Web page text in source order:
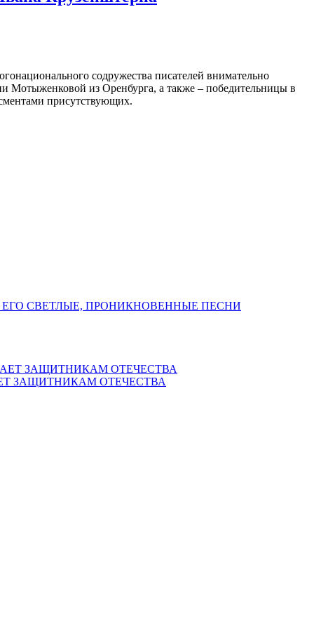
содружества писателей внимательно
Мотыженковой из Оренбурга, а также – победительницы в
присутствующих.
СВЕТЛЫЕ, ПРОНИКНОВЕННЫЕ ПЕСНИ
ЗАЩИТНИКАМ ОТЕЧЕСТВА